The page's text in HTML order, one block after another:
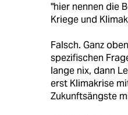
"hier nennen die
Kriege und
Falsch. Ganz
spezifischen
lange nix, dann
erst Klimakrise
Zukunftsängste